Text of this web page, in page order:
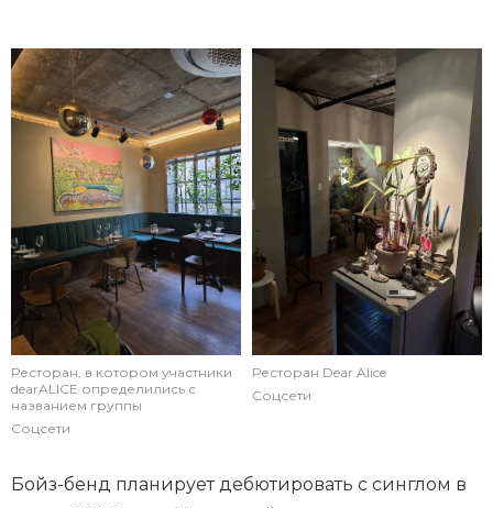
Ресторан, в котором участники
dearALICE определились с
названием группы
Соцсети
Ресторан Dear Alice
Соцсети
Бойз-бенд планирует дебютировать с синглом в